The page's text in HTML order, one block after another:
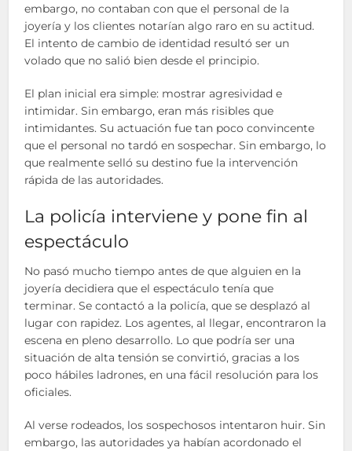
embargo, no contaban con que el personal de la
joyería y los clientes notarían algo raro en su actitud.
El intento de cambio de identidad resultó ser un
volado que no salió bien desde el principio.
El plan inicial era simple: mostrar agresividad e
intimidar. Sin embargo, eran más risibles que
intimidantes. Su actuación fue tan poco convincente
que el personal no tardó en sospechar. Sin embargo, lo
que realmente selló su destino fue la intervención
rápida de las autoridades.
La policía interviene y pone fin al
espectáculo
No pasó mucho tiempo antes de que alguien en la
joyería decidiera que el espectáculo tenía que
terminar. Se contactó a la policía, que se desplazó al
lugar con rapidez. Los agentes, al llegar, encontraron la
escena en pleno desarrollo. Lo que podría ser una
situación de alta tensión se convirtió, gracias a los
poco hábiles ladrones, en una fácil resolución para los
oficiales.
Al verse rodeados, los sospechosos intentaron huir. Sin
embargo, las autoridades ya habían acordonado el